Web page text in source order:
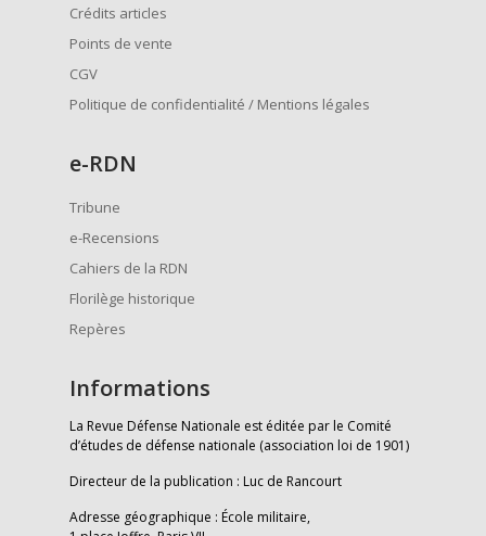
Crédits articles
Points de vente
CGV
Politique de confidentialité / Mentions légales
e-RDN
Tribune
e-Recensions
Cahiers de la RDN
Florilège historique
Repères
Informations
La Revue Défense Nationale est éditée par le Comité
d’études de défense nationale (association loi de 1901)
Directeur de la publication : Luc de Rancourt
Adresse géographique : École militaire,